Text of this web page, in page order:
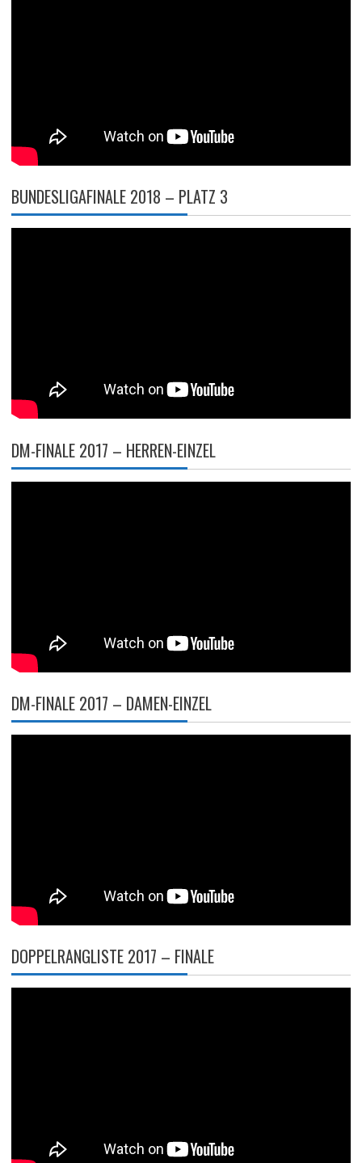
BUNDESLIGAFINALE 2018 – PLATZ 3
DM-FINALE 2017 – HERREN-EINZEL
DM-FINALE 2017 – DAMEN-EINZEL
DOPPELRANGLISTE 2017 – FINALE